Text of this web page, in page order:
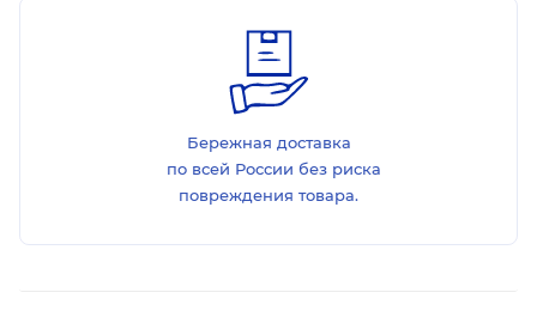
Бережная доставка
по всей России без риска
повреждения товара.